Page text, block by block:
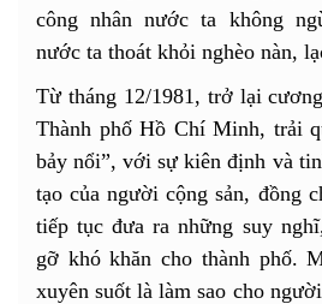
công nhân nước ta không
nước ta thoát khỏi nghèo nàn,
Từ tháng 12/1981, trở lại
Thành phố Hồ Chí Minh, trải
bảy nổi”, với sự kiên định và
tạo của người cộng sản, đồng
tiếp tục đưa ra những suy
gỡ khó khăn cho thành phố.
xuyên suốt là làm sao cho